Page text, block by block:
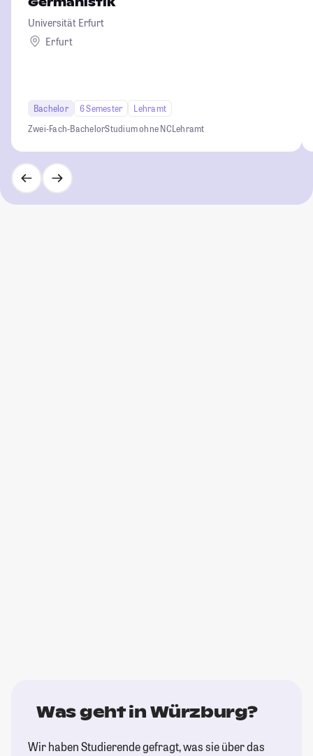
Universität Erfurt
Erfurt
Bachelor 6 Semester
Lehramt
Zwei-Fach-BachelorStudium ohne NCLehramt
Was geht in Würzburg?
Wir haben Studierende gefragt, was sie über das